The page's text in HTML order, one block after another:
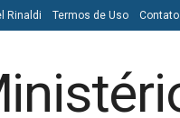
Rinaldi Termos de Uso Contato